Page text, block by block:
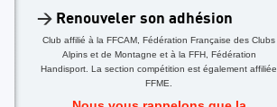
> Renouveler son adhésion
Club affilié à la FFCAM, Fédération Française des Clubs
Alpins et de Montagne et à la FFH, Fédération
Handisport. La section compétition est également affiliée
FFME.